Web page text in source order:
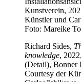
Richard Sides,
knowledge,
(Detail), Bonner
Courtesy der